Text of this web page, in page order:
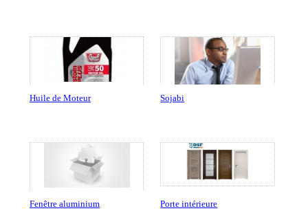
Huile de Moteur Sojabi
Fenêtre aluminium Porte intérieure